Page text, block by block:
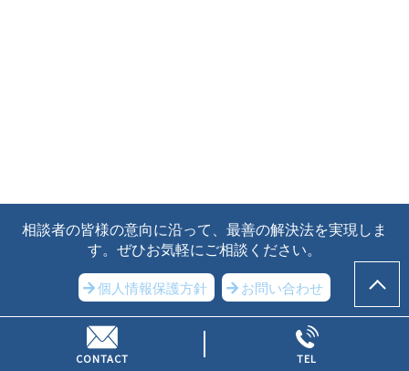
相談者の皆様の意向に沿って、最善の解決法を実現しま
す。ぜひお気軽にご相談ください。
個人情報保護方針 お問い合わせ
Copyright © 弁護士 太田 佳佑（ベリーベスト法律事務所 沼津オ